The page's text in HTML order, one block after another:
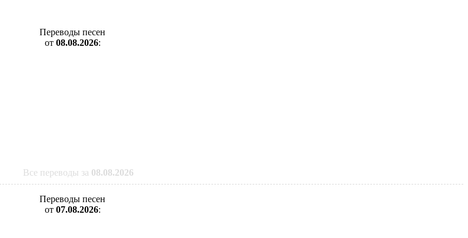
Переводы песен
от 08.08.2026:
Все переводы за 08.08.2026
Переводы песен
от 07.08.2026: